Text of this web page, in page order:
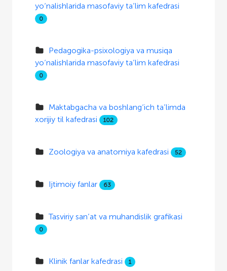
yo‘nalishlarida masofaviy ta’lim kafedrasi
0
Pedagogika-psixologiya va musiqa
yo‘nalishlarida masofaviy ta’lim kafedrasi
0
Maktabgacha va boshlang‘ich ta’limda
xorijiy til kafedrasi
102
Zoologiya va anatomiya kafedrasi 52
Ijtimoiy fanlar 63
Tasviriy san’at va muhandislik grafikasi
0
Klinik fanlar kafedrasi 1